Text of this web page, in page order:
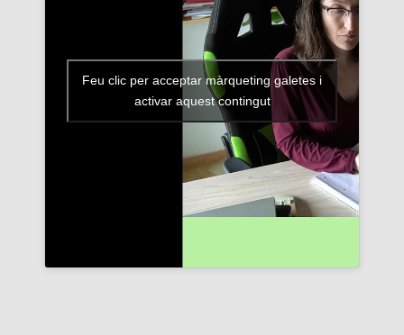
Feu clic per acceptar màrqueting galetes i
activar aquest contingut